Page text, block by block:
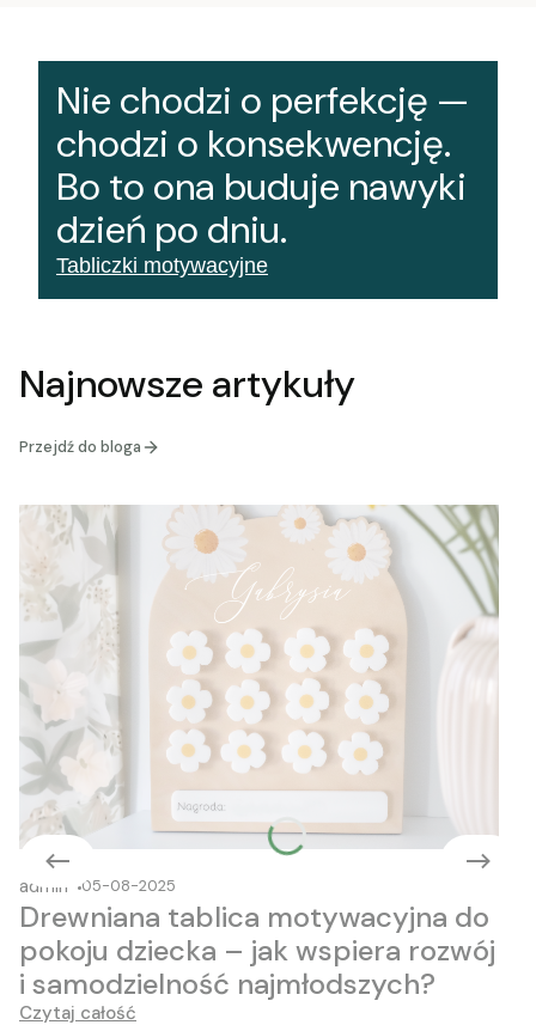
Nie chodzi o perfekcję —
chodzi o konsekwencję.
Bo to ona buduje nawyki
dzień po dniu.
Tabliczki motywacyjne
Najnowsze artykuły
Przejdź do bloga
admin 05-08-2025
Drewniana tablica motywacyjna do
pokoju dziecka – jak wspiera rozwój
i samodzielność najmłodszych?
Czytaj całość